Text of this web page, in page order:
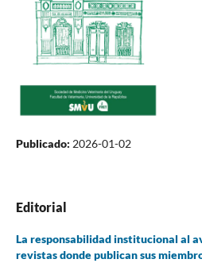
Publicado: 2026-01-02
Editorial
La responsabilidad institucional al
revistas donde publican sus